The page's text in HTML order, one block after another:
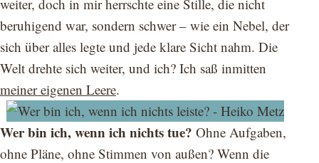
weiter, doch in mir herrschte eine Stille, die nicht
beruhigend war, sondern schwer – wie ein Nebel, der
sich über alles legte und jede klare Sicht nahm. Die
Welt drehte sich weiter, und ich? Ich saß inmitten
meiner eigenen Leere.
Wer bin ich, wenn ich nichts tue? Ohne Aufgaben,
ohne Pläne, ohne Stimmen von außen? Wenn die